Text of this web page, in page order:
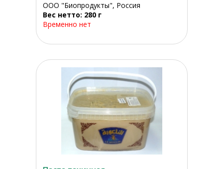
ООО "Биопродукты", Россия
Вес нетто: 280 г
Временно нет